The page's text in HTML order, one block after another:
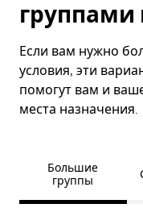
группами
Если вам нужно
условия, эти
помогут вам и
места назначения.
Большие
группы